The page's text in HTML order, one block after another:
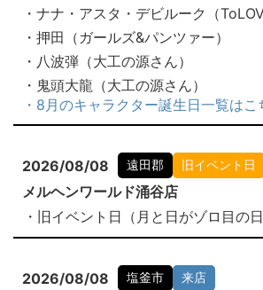
・ナナ・アスタ・デビルーク（
・押田（ガールズ&パンツァー）
・八波弾（大工の源さん）
・鬼頭大龍（大工の源さん）
・8月のキャラクター誕生日一覧はこ
2026/08/08 遠田郡 旧イベント日
メルヘンワールド涌谷店
・旧イベント日（月と日がゾロ目の日
2026/08/08 塩釜市 来店